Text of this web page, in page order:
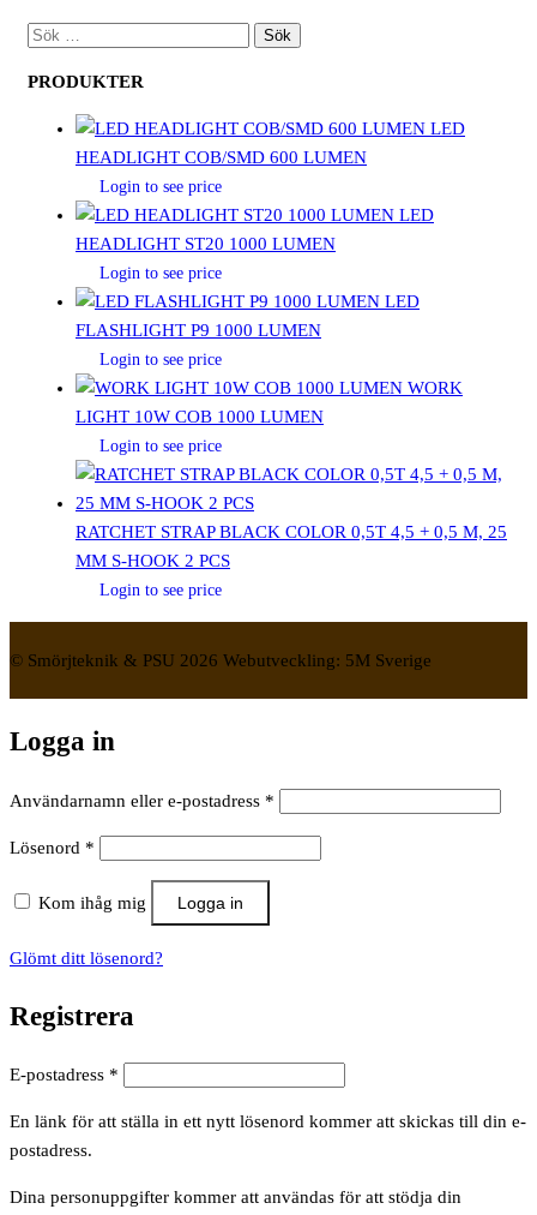
SÖK
PRODUKTER
LED
HEADLIGHT COB/SMD 600 LUMEN
Login to see price
LED
HEADLIGHT ST20 1000 LUMEN
Login to see price
LED
FLASHLIGHT P9 1000 LUMEN
Login to see price
WORK
LIGHT 10W COB 1000 LUMEN
Login to see price
RATCHET STRAP BLACK COLOR 0,5T 4,5 + 0,5 M, 25
MM S-HOOK 2 PCS
Login to see price
© Smörjteknik & PSU 2026 Webutveckling: 5M Sverige
Logga in
Användarnamn eller e-postadress *
Lösenord *
Kom ihåg mig Logga in
Glömt ditt lösenord?
Registrera
E-postadress *
En länk för att ställa in ett nytt lösenord kommer att skickas till din e-
postadress.
Dina personuppgifter kommer att användas för att stödja din